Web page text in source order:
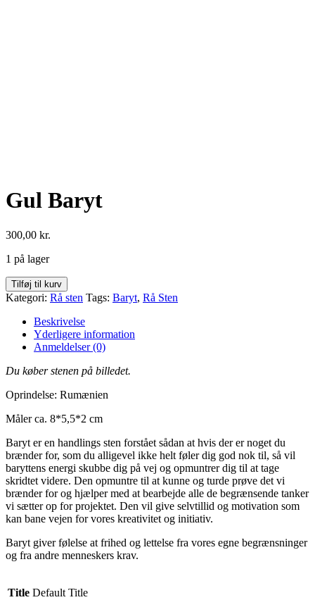
Gul Baryt
300,00 kr.
1 på lager
Gul
Baryt
Tilføj til kurv
Kategori: Rå sten Tags: Baryt, Rå Sten
Beskrivelse
Yderligere information
Anmeldelser (0)
Du køber stenen på billedet.
Oprindelse: Rumænien
Måler ca. 8*5,5*2 cm
Baryt er en handlings sten forstået sådan at hvis der er noget du
brænder for, som du alligevel ikke helt føler dig god nok til, så vil
baryttens energi skubbe dig på vej og opmuntrer dig til at tage
skridtet videre. Den opmuntre til at kunne og turde prøve det vi
brænder for og hjælper med at bearbejde alle de begrænsende tanker
vi sætter op for projektet. Den vil give selvtillid og motivation som
kan bane vejen for vores kreativitet og initiativ.
Baryt giver følelse at frihed og lettelse fra vores egne begrænsninger
og fra andre menneskers krav.
Title Default Title